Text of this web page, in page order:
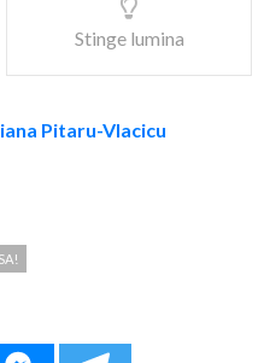
Stinge lumina
Pitaru-Vlacicu